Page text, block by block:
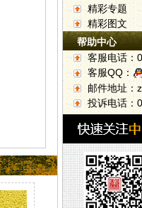
精彩专题
精彩图文
帮助中心
客服电话：
客服QQ：
邮件地址：
投诉电话：